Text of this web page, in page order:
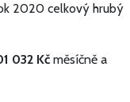
2020 celkový hrubý
032 Kč měsíčně a